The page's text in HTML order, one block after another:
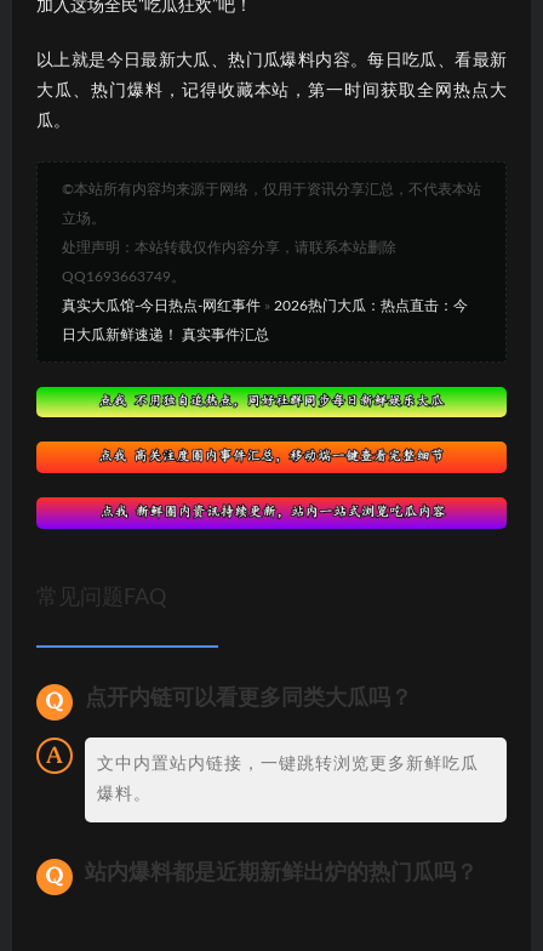
加入这场全民“吃瓜狂欢”吧！
以上就是今日最新大瓜、热门瓜爆料内容。每日吃瓜、看最新
大瓜、热门爆料，记得收藏本站，第一时间获取全网热点大
瓜。
©本站所有内容均来源于网络，仅用于资讯分享汇总，不代表本站
立场。
处理声明：本站转载仅作内容分享，请联系本站删除
QQ1693663749。
真实大瓜馆-今日热点-网红事件 » 2026热门大瓜：热点直击：今
日大瓜新鲜速递！ 真实事件汇总
常见问题FAQ
点开内链可以看更多同类大瓜吗？
文中内置站内链接，一键跳转浏览更多新鲜吃瓜
爆料。
站内爆料都是近期新鲜出炉的热门瓜吗？